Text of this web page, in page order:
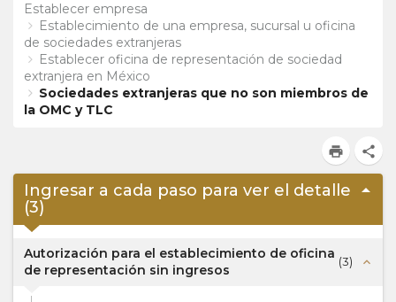
Establecer empresa
Establecimiento de una empresa, sucursal u oficina
de sociedades extranjeras
Establecer oficina de representación de sociedad
extranjera en México
Sociedades extranjeras que no son miembros de
la OMC y TLC
print share
Ingresar a cada paso para ver el detalle
(3)
arrow_drop_up
Autorización para el establecimiento de oficina
de representación sin ingresos
(3) expand_less